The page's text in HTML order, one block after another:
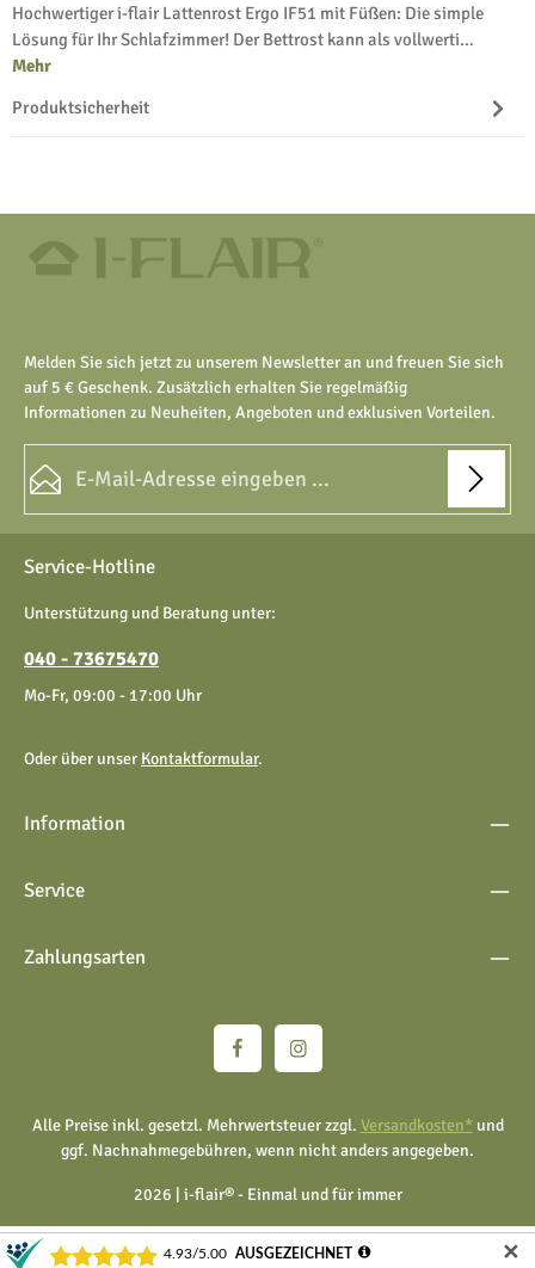
Hochwertiger i-flair Lattenrost Ergo IF51 mit Füßen: Die simple
Lösung für Ihr Schlafzimmer! Der Bettrost kann als vollwerti…
Mehr
Produktsicherheit
Melden Sie sich jetzt zu unserem Newsletter an und freuen Sie sich
auf 5 € Geschenk. Zusätzlich erhalten Sie regelmäßig
Informationen zu Neuheiten, Angeboten und exklusiven Vorteilen.
Datenschutz
Ich habe dieDatenschutzbestimmungen
genommen und dieAGBgelesen und bin mit ihnen
Die mit einem Stern (*) markierten Felder sind Pflichtfelder.
Service-Hotline
Unterstützung und Beratung unter:
040 - 73675470
Mo-Fr, 09:00 - 17:00 Uhr
Oder über unser Kontaktformular.
Information
Service
Zahlungsarten
2026 | i-flair® - Einmal und für immer
Alle Preise inkl. gesetzl. Mehrwertsteuer zzgl. Versandkosten* und
ggf. Nachnahmegebühren, wenn nicht anders angegeben.
✕